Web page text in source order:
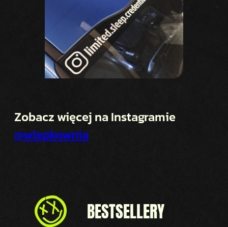
Zobacz więcej na Instagramie
@wlepkownia
BESTSELLERY